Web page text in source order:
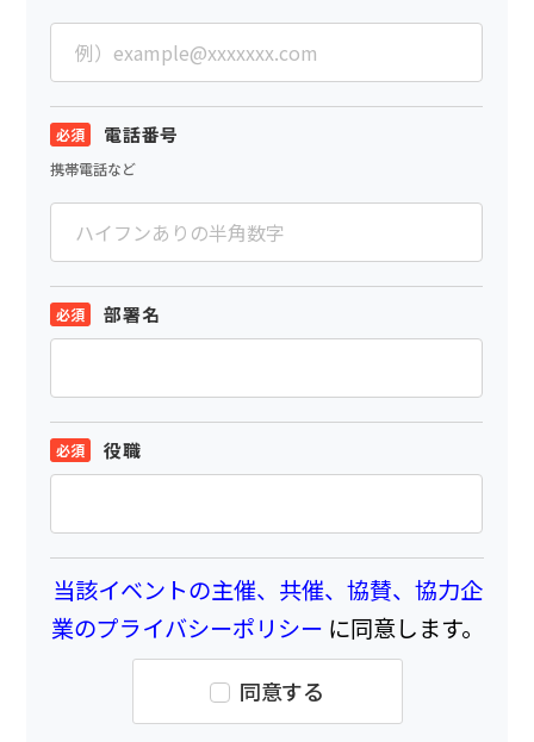
電話番号
携帯電話など
部署名
役職
当該イベントの主催、共催、協賛、協力企
業のプライバシーポリシー に同意します。
同意する